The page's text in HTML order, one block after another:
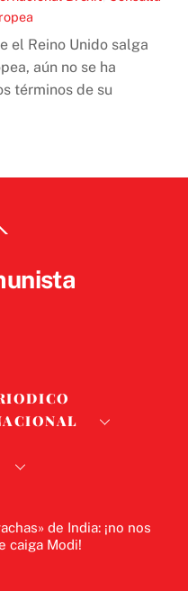
el Reino Unido salga
aún no se ha
términos de su
To
de India: ¡no nos
caiga Modi!